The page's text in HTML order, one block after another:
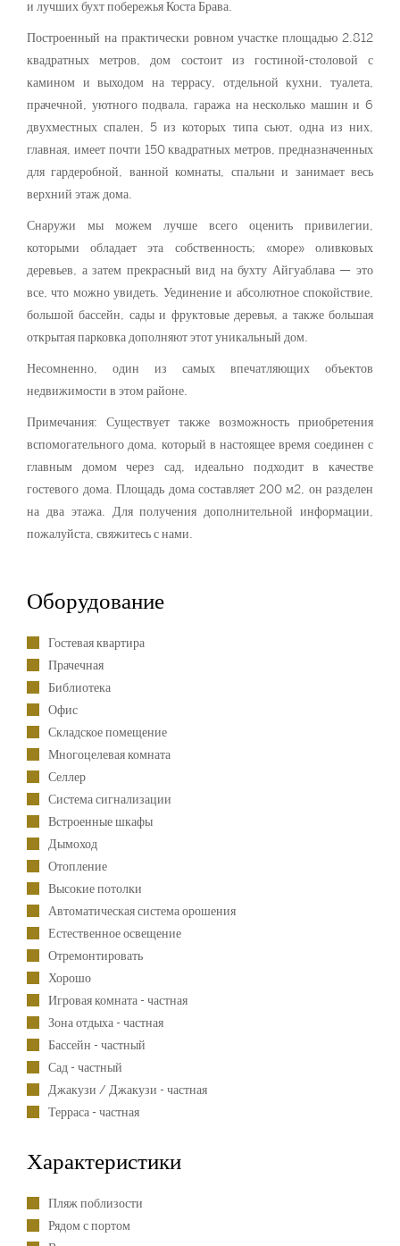
и лучших бухт побережья Коста Брава.
Построенный на практически ровном участке площадью 2.812
квадратных метров, дом состоит из гостиной-столовой с
камином и выходом на террасу, отдельной кухни, туалета,
прачечной, уютного подвала, гаража на несколько машин и 6
двухместных спален, 5 из которых типа сьют, одна из них,
главная, имеет почти 150 квадратных метров, предназначенных
для гардеробной, ванной комнаты, спальни и занимает весь
верхний этаж дома.
Снаружи мы можем лучше всего оценить привилегии,
которыми обладает эта собственность; «море» оливковых
деревьев, а затем прекрасный вид на бухту Айгуаблава — это
все, что можно увидеть. Уединение и абсолютное спокойствие,
большой бассейн, сады и фруктовые деревья, а также большая
открытая парковка дополняют этот уникальный дом.
Несомненно, один из самых впечатляющих объектов
недвижимости в этом районе.
Примечания: Существует также возможность приобретения
вспомогательного дома, который в настоящее время соединен с
главным домом через сад, идеально подходит в качестве
гостевого дома. Площадь дома составляет 200 м2, он разделен
на два этажа. Для получения дополнительной информации,
пожалуйста, свяжитесь с нами.
Оборудование
Гостевая квартира
Прачечная
Библиотека
Офис
Складское помещение
Многоцелевая комната
Селлер
Система сигнализации
Встроенные шкафы
Дымоход
Отопление
Высокие потолки
Автоматическая система орошения
Естественное освещение
Отремонтировать
Хорошо
Игровая комната - частная
Зона отдыха - частная
Бассейн - частный
Сад - частный
Джакузи / Джакузи - частная
Терраса - частная
Характеристики
Пляж поблизости
Рядом с портом